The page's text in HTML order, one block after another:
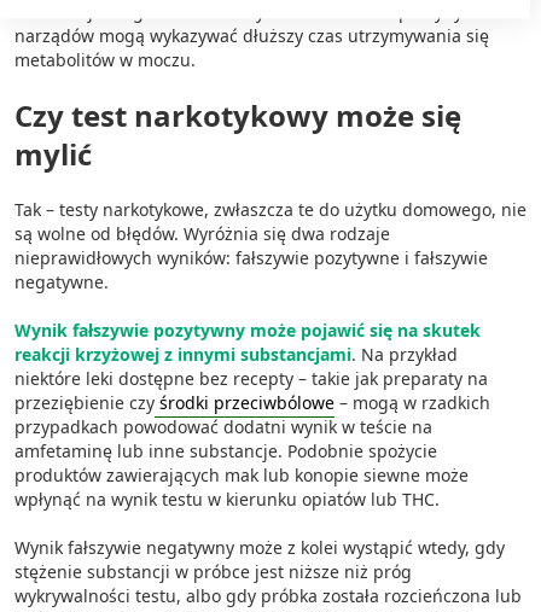
narządów mogą wykazywać dłuższy czas utrzymywania się
metabolitów w moczu.
Czy test narkotykowy może się
mylić
Tak – testy narkotykowe, zwłaszcza te do użytku domowego, nie
są wolne od błędów. Wyróżnia się dwa rodzaje
nieprawidłowych wyników: fałszywie pozytywne i fałszywie
negatywne.
Wynik fałszywie pozytywny może pojawić się na skutek
reakcji krzyżowej z innymi substancjami. Na przykład
niektóre leki dostępne bez recepty – takie jak preparaty na
przeziębienie czy środki przeciwbólowe – mogą w rzadkich
przypadkach powodować dodatni wynik w teście na
amfetaminę lub inne substancje. Podobnie spożycie
produktów zawierających mak lub konopie siewne może
wpłynąć na wynik testu w kierunku opiatów lub THC.
Wynik fałszywie negatywny może z kolei wystąpić wtedy, gdy
stężenie substancji w próbce jest niższe niż próg
wykrywalności testu, albo gdy próbka została rozcieńczona lub
Cele przetwarzania IAB:
Wykorzystywanie ograniczonych danych do
wyboru reklam
Tworzenie profili w celu
spersonalizowanych reklam
Wykorzystanie profili do wyboru
Tworzenie profili w celu personalizacji treści
Wykorzystywanie profili w celu doboru
spersonalizowanych treści
Pomiar efektywności reklam
Rozumienie odbiorców dzięki statystyce lub
kombinacji danych z różnych źródeł